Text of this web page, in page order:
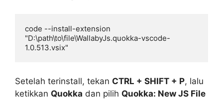
code --install-extension
"D:\path\to\file\WallabyJs.quokka-vscode-
1.0.513.vsix"
Setelah terinstall, tekan CTRL + SHIFT + P, lalu
ketikkan Quokka dan pilih Quokka: New JS File